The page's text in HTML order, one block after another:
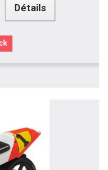
Détails